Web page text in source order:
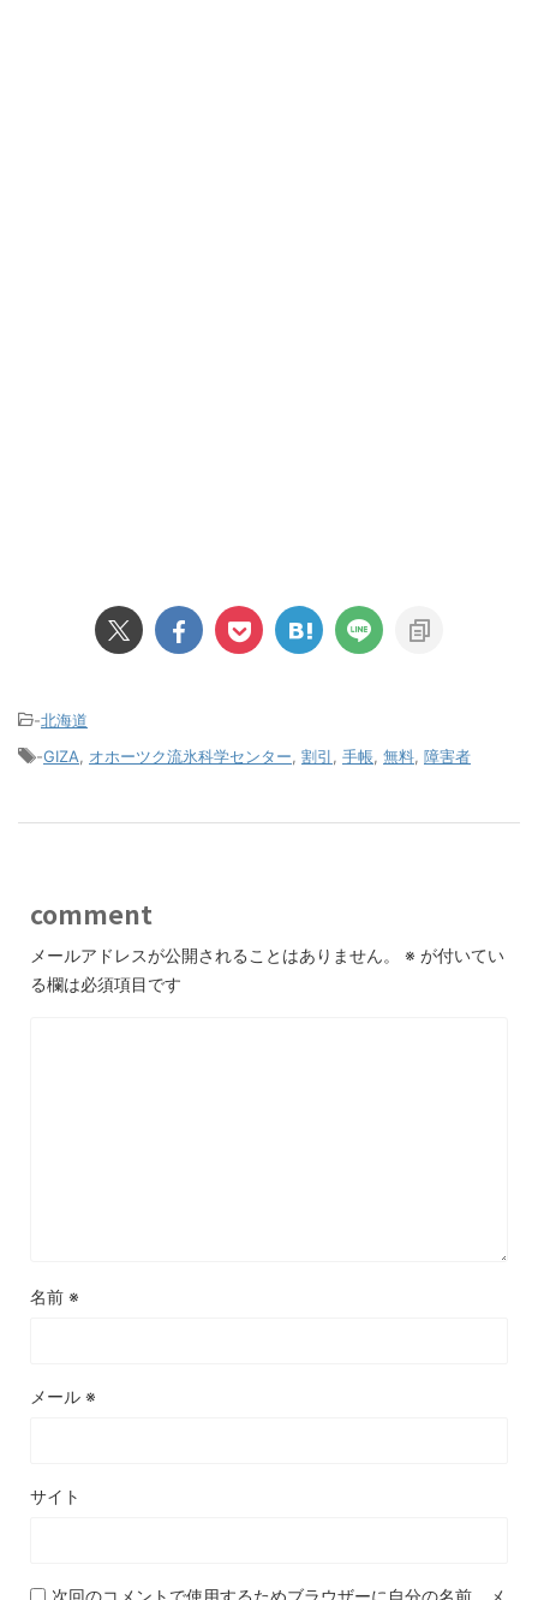
-北海道
-GIZA オホーツク流氷科学センター 割引 手帳 無料 障害者
comment
メールアドレスが公開されることはありません。 ※ が付いてい
る欄は必須項目です
名前 ※
メール ※
サイト
次回のコメントで使用するためブラウザーに自分の名前、メ